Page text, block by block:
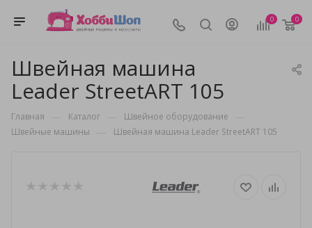
0 0
Швейная машина
Leader StreetART 105
Главная — Каталог — Швейное оборудование —
Швейные машины — Швейная машина Leader StreetART 105